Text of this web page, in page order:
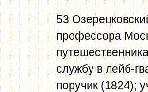
53
профессора
службу в лейб-
поручик (1824);